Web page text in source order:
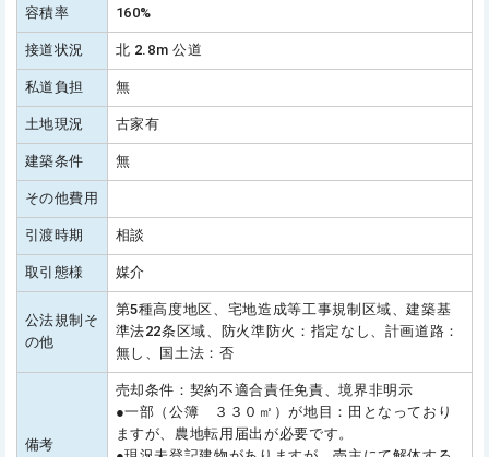
容積率 160%
接道状況 北 2.8m 公道
私道負担 無
土地現況 古家有
建築条件 無
その他費用
引渡時期 相談
取引態様 媒介
公法規制そ
の他
第5種高度地区、宅地造成等工事規制区域、建築基
準法22条区域、防火準防火：指定なし、計画道路：
無し、国土法：否
備考
売却条件：契約不適合責任免責、境界非明示
●一部（公簿 ３３０㎡）が地目：田となっており
ますが、農地転用届出が必要です。